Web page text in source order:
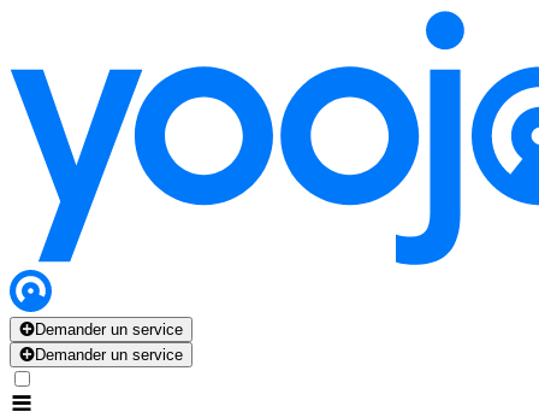
Demander un service
Demander un service